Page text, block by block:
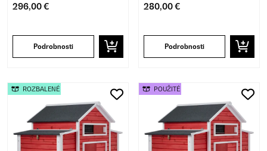
296,00 €
Podrobnosti
280,00 €
Podrobnosti
ROZBALENÉ POUŽITÉ